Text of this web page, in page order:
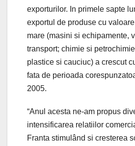
exporturilor. In primele sapte
exportul de produse cu
mare (masini si echipamente,
transport; chimie si
plastice si cauciuc) a crescut
fata de perioada
2005.
“Anul acesta ne-am propus
intensificarea relatiilor
Franta stimulând si cresterea